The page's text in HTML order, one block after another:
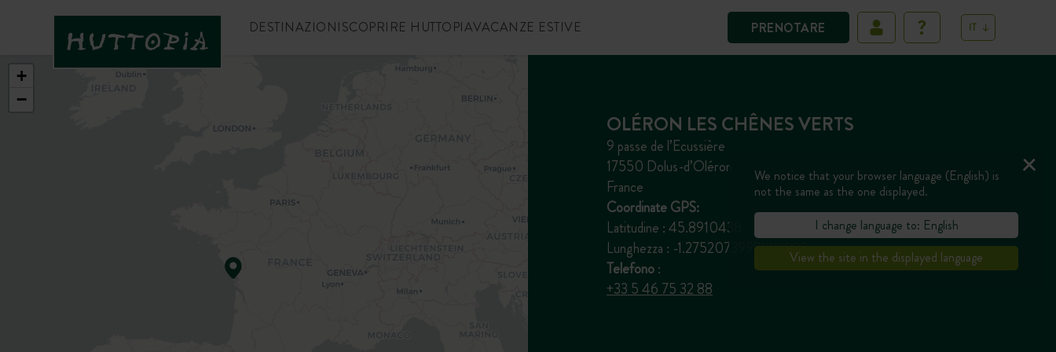
PRENOTARE
DESTINAZIONISCOPRIRE HUTTOPIAVACANZE ESTIVE IT
+
−
OLÉRON LES CHÊNES VERTS
9 passe de l’Ecussière
17550 Dolus-d’Oléron
France
Coordinate GPS:
Latitudine : 45.8910438
Lunghezza : -1.2752073999999993
Telefono:
+33 5 46 75 32 88
We notice that your browser language (English) is
not the same as the one displayed.
I change language to: English
View the site in the displayed language